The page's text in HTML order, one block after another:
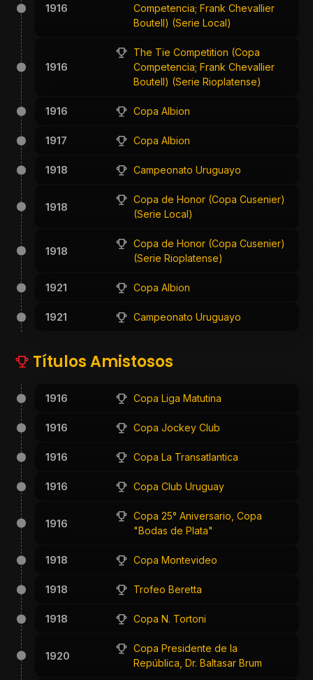
1916
Competencia; Frank Chevallier
Boutell) (Serie Local)
1916
The Tie Competition (Copa
Competencia; Frank Chevallier
Boutell) (Serie Rioplatense)
1916 Copa Albion
1917 Copa Albion
1918 Campeonato Uruguayo
1918
Copa de Honor (Copa Cusenier)
(Serie Local)
1918
Copa de Honor (Copa Cusenier)
(Serie Rioplatense)
1921 Copa Albion
1921 Campeonato Uruguayo
Títulos Amistosos
1916 Copa Liga Matutina
1916 Copa Jockey Club
1916 Copa La Transatlantica
1916 Copa Club Uruguay
1916
Copa 25° Aniversario, Copa
"Bodas de Plata"
1918 Copa Montevideo
1918 Trofeo Beretta
1918 Copa N. Tortoni
1920
Copa Presidente de la
República, Dr. Baltasar Brum